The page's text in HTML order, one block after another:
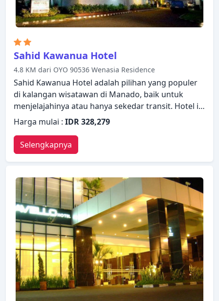
Sahid Kawanua Hotel
4.8 KM dari OYO 90536 Wenasia Residence
Sahid Kawanua Hotel adalah pilihan yang populer
di kalangan wisatawan di Manado, baik untuk
menjelajahinya atau hanya sekedar transit. Hotel ini
memiliki segala yang dibutuhkan untuk menginap
dengan nyaman. Manfaatkan layanan kamar 24
jam, WiFi gratis di semua kamar, Wi-fi di tempat
umum, tempat parkir mobil, layanan kamar yang
disediakan hotel. Semua kamar dirancang dan
didekorasi untuk membuat tamu merasa seperti di
rumah dan beberapa kamar dilengkapi dengan
akses internet - WiFi, akses internet WiFi (gratis),
AC, layanan bangun pagi, meja tulis. Hotel ini
menawarkan berbagai pilihan rekreasi. Dengan
layanan handal dan staf profesional, Sahid
Kawanua Hotel memenuhi kebutuhan Anda.
Harga mulai : IDR 328,279
Selengkapnya